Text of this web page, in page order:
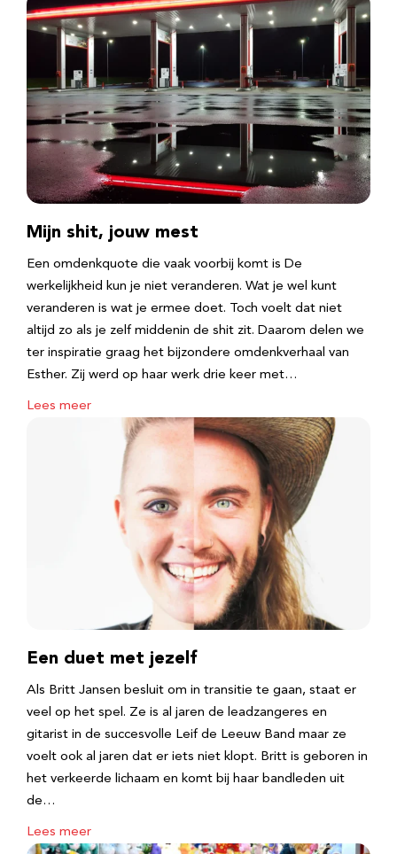
Mijn shit, jouw mest
Een omdenkquote die vaak voorbij komt is De
werkelijkheid kun je niet veranderen. Wat je wel kunt
veranderen is wat je ermee doet. Toch voelt dat niet
altijd zo als je zelf middenin de shit zit. Daarom delen we
ter inspiratie graag het bijzondere omdenkverhaal van
Esther. Zij werd op haar werk drie keer met…
Lees meer
Een duet met jezelf
Als Britt Jansen besluit om in transitie te gaan, staat er
veel op het spel. Ze is al jaren de leadzangeres en
gitarist in de succesvolle Leif de Leeuw Band maar ze
voelt ook al jaren dat er iets niet klopt. Britt is geboren in
het verkeerde lichaam en komt bij haar bandleden uit
de…
Lees meer